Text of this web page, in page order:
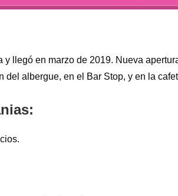
y llegó en marzo de 2019. Nueva
del albergue, en el Bar Stop, y en la